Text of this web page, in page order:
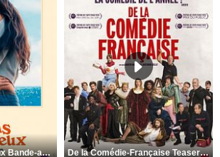
Les Matins merveilleux Bande-annonce VF De la Comédie-Française Teaser VF